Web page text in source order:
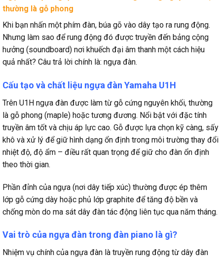
thường là gỗ phong
Khi bạn nhấn một phím đàn, búa gõ vào dây tạo ra rung động.
Nhưng làm sao để rung động đó được truyền đến bảng cộng
hưởng (soundboard) nơi khuếch đại âm thanh một cách hiệu
quả nhất? Câu trả lời chính là: ngựa đàn.
Cấu tạo và chất liệu ngựa đàn Yamaha U1H
Trên U1H ngựa đàn được làm từ gỗ cứng nguyên khối, thường
là gỗ phong (maple) hoặc tương đương. Nổi bật với đặc tính
truyền âm tốt và chịu áp lực cao. Gỗ được lựa chọn kỹ càng, sấy
khô và xử lý để giữ hình dạng ổn định trong môi trường thay đổi
nhiệt độ, độ ẩm – điều rất quan trọng để giữ cho đàn ổn định
theo thời gian.
Phần đỉnh của ngựa (nơi dây tiếp xúc) thường được ép thêm
lớp gỗ cứng dày hoặc phủ lớp graphite để tăng độ bền và
chống mòn do ma sát dây đàn tác động liên tục qua năm tháng.
Vai trò của ngựa đàn trong đàn piano là gì?
Nhiệm vụ chính của ngựa đàn là truyền rung động từ dây đàn